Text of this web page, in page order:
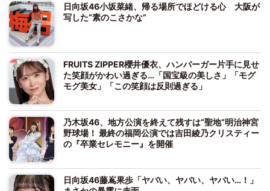
日向坂46小坂菜緒、帰る場所でほどける心 大阪が
写した“素のこさかな”
FRUITS ZIPPER櫻井優衣、ハンバーガー片手に見せ
た笑顔がかわい過ぎる…「国宝級の美しさ」「モグ
モグ美女」「この笑顔は反則過ぎる」
乃木坂46、地方公演を終えて残すは“聖地”明治神宮
野球場！ 最終の福岡公演では吉田綾乃クリスティー
の『卒業セレモニー』を開催
日向坂46藤嶌果歩「ヤバい、ヤバい、ヤバい…！」